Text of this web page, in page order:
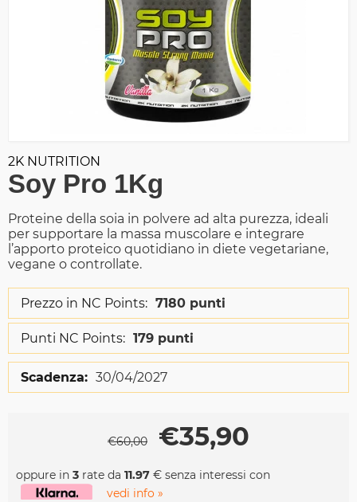
2K NUTRITION
Soy Pro 1Kg
Proteine della soia in polvere ad alta purezza, ideali
per supportare la massa muscolare e integrare
l’apporto proteico quotidiano in diete vegetariane,
vegane o controllate.
Prezzo in NC Points: 7180 punti
Punti NC Points: 179 punti
Scadenza: 30/04/2027
€60,00 €35,90
oppure in 3 rate da 11.97 € senza interessi con
vedi info »